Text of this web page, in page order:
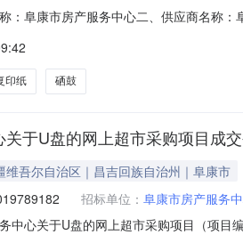
：阜康市房产服务中心二、供应商名称
1.001801802普联TL-SL1218MP交换机
印纸 硒鼓
于U盘的网上超市采购项目成
维吾尔自治区｜昌吉回族自治州｜阜康市
招标单位： 阜康市房产服务
中心关于U盘的网上超市采购项目（项